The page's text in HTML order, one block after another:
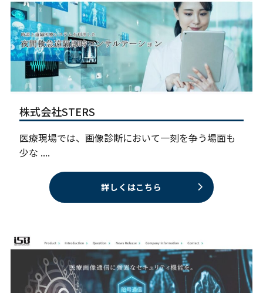
株式会社STERS
医療現場では、画像診断において一刻を争う場面も
少な ....
詳しくはこちら